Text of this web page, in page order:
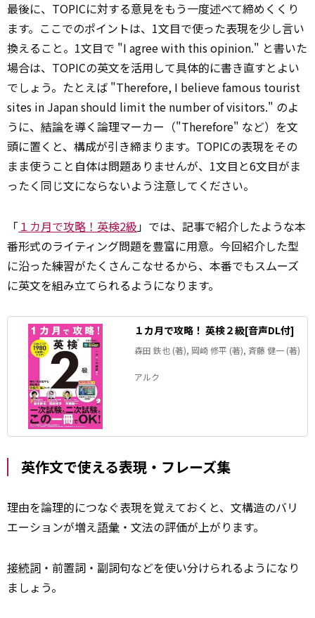
最後に、TOPICに対する意見をもう一度述べて締めくくり
ます。ここでのポイントは、1文目で使った表現を少し言い
換えること。1文目で "I agree with this opinion." と書いた
場合は、TOPICの英文を活用して具体的に書き直すとよい
でしょう。たとえば "Therefore, I believe famous tourist
sites in Japan should limit the number of visitors." のよ
うに、 結論を導く論理マーカー（"Therefore" など）を文
頭に置くと、構成が引き締まります。TOPICの表現をその
まま使うこと自体は問題ありませんが、1文目と6文目がま
ったく同じ文にならないよう注意してください。
「 １カ月で攻略！英検2級」では、記事で紹介したような本
番形式のライティング問題を豊富に用意。今回紹介した型
に沿った練習がたくさんこなせるから、本番でもスムーズ
に英文を組み立てられるようになります。
１カ月で攻略！ 英検２級[音声DL付]
森田 鉄也 (著), 岡崎 修平 (著), 斉藤 健一 (著)
アルク
英作文で使える表現・フレーズ集
理由を論理的につなぐ表現を覚えておくと、文構造のバリ
エーションが増え語彙 ・文法の評価が上がります。
接続詞 ・前置詞・副詞句などを使い分けられるようになり
ましょう。